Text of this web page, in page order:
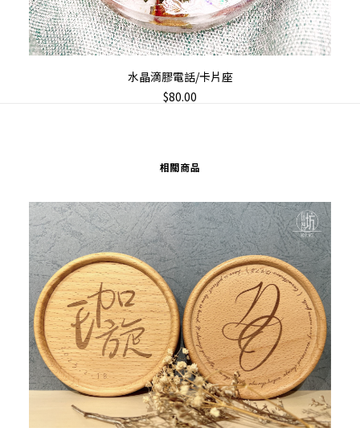
加入購物車
水晶滴膠電話/卡片座
$80.00
相關商品